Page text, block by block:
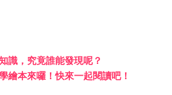
識，究竟誰能發現呢？
繪本來囉！快來一起閱讀吧！